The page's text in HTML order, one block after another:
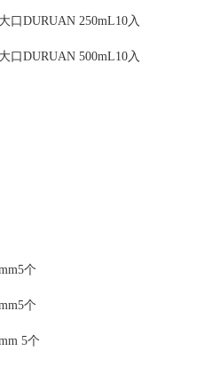
口DURUAN 250mL10入
口DURUAN 500mL10入
个
个
5个